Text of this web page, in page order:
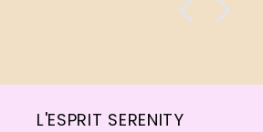
L'ESPRIT SERENITY